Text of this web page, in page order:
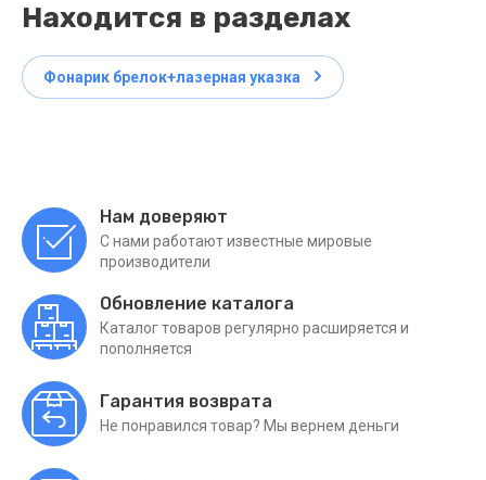
Находится в разделах
Фонарик брелок+лазерная указка
Нам доверяют
С нами работают известные мировые
производители
Обновление каталога
Каталог товаров регулярно расширяется и
пополняется
Гарантия возврата
Не понравился товар? Мы вернем деньги